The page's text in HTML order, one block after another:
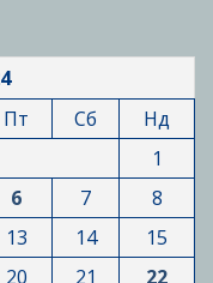
Пт Сб
Нд
1
6 7
8
13 14
15
20 21
22